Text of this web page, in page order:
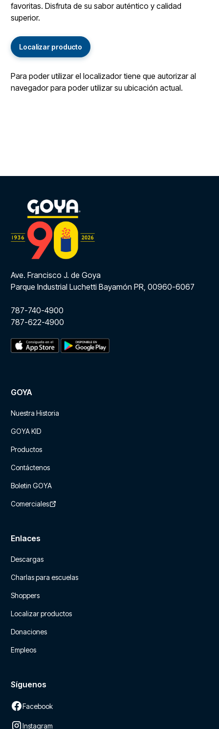
favoritas. Disfruta de su sabor auténtico y calidad
superior.
Localizar producto
Para poder utilizar el localizador tiene que autorizar al
navegador para poder utilizar su ubicación actual.
Ave. Francisco J. de Goya
Parque Industrial Luchetti Bayamón PR, 00960-6067
787-740-4900
787-622-4900
GOYA
Nuestra Historia
GOYA KID
Productos
Contáctenos
Boletin GOYA
Comerciales
Enlaces
Descargas
Charlas para escuelas
Shoppers
Localizar productos
Donaciones
Empleos
Síguenos
Facebook
Instagram